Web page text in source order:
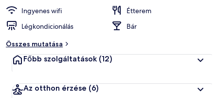
Ingyenes wifi
Étterem
Légkondicionálás
Bár
Összes mutatása
Főbb szolgáltatások (12)
Az otthon érzése (6)